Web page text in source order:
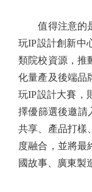
值得注意的是
玩IP設計創新中
類院校資源，推
化量產及後端品
玩IP設計大賽，
擇優篩選後邀請
共享、產品打樣
度融合，並將最
國故事、廣東製